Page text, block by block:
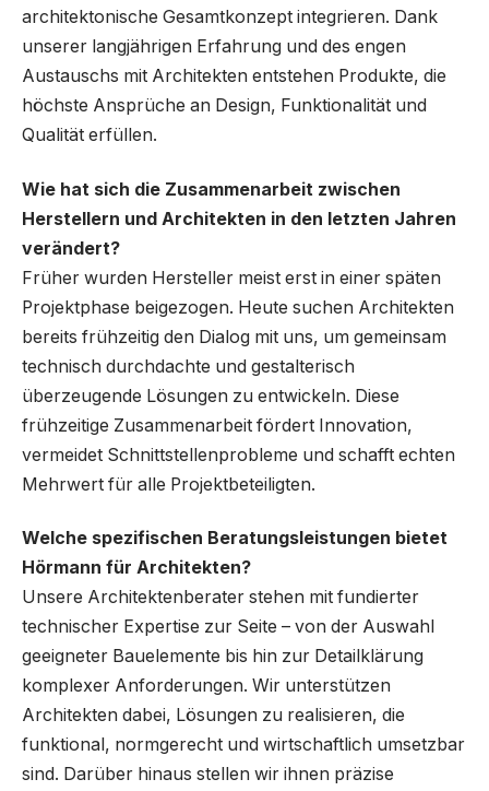
architektonische Gesamtkonzept integrieren. Dank
unserer langjährigen Erfahrung und des engen
Austauschs mit Architekten entstehen Produkte, die
höchste Ansprüche an Design, Funktionalität und
Qualität erfüllen.
Wie hat sich die Zusammenarbeit zwischen
Herstellern und Architekten in den letzten Jahren
verändert?
Früher wurden Hersteller meist erst in einer späten
Projektphase beigezogen. Heute suchen Architekten
bereits frühzeitig den Dialog mit uns, um gemeinsam
technisch durchdachte und gestalterisch
überzeugende Lösungen zu entwickeln. Diese
frühzeitige Zusammenarbeit fördert Innovation,
vermeidet Schnittstellenprobleme und schafft echten
Mehrwert für alle Projektbeteiligten.
Welche spezifischen Beratungsleistungen bietet
Hörmann für Architekten?
Unsere Architektenberater stehen mit fundierter
technischer Expertise zur Seite – von der Auswahl
geeigneter Bauelemente bis hin zur Detailklärung
komplexer Anforderungen. Wir unterstützen
Architekten dabei, Lösungen zu realisieren, die
funktional, normgerecht und wirtschaftlich umsetzbar
sind. Darüber hinaus stellen wir ihnen präzise